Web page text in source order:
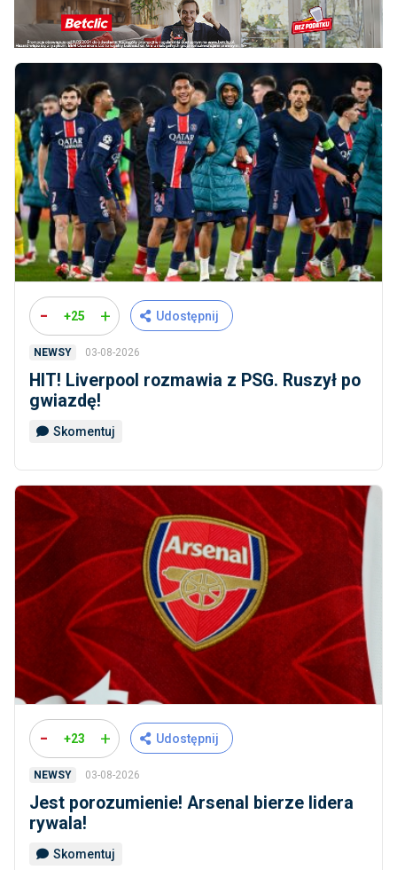
- +25 + Udostępnij
NEWSY 03-08-2026
HIT! Liverpool rozmawia z PSG. Ruszył po
gwiazdę!
Skomentuj
- +23 + Udostępnij
NEWSY 03-08-2026
Jest porozumienie! Arsenal bierze lidera
rywala!
Skomentuj